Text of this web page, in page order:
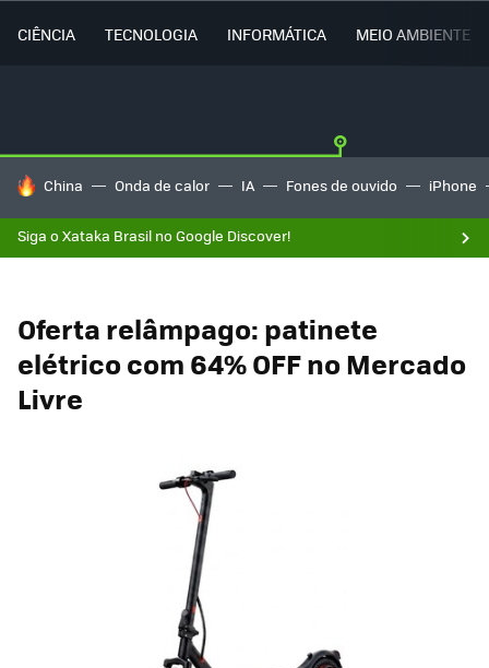
CIÊNCIA TECNOLOGIA INFORMÁTICA MEIO AMBIENTE
TENDÊNCIAS DO DIA
China Onda de calor IA Fones de ouvido iPhone
Siga o Xataka Brasil no Google Discover!
Oferta relâmpago: patinete
elétrico com 64% OFF no Mercado
Livre